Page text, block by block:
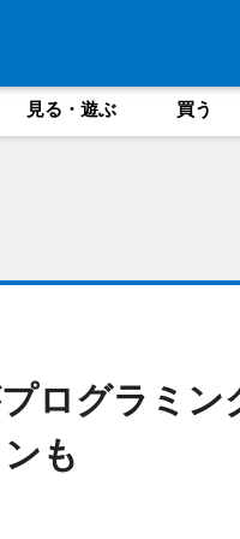
見る・遊ぶ 買う
ログラミン
も